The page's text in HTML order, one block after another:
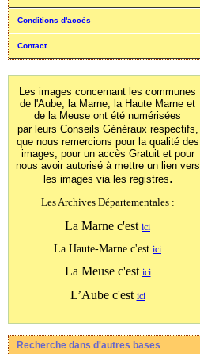
Conditions d'accès
Contact
Les images concernant les communes
de l'Aube, la Marne, la Haute Marne et
de la Meuse ont été numérisées
par leurs Conseils Généraux respectifs,
que nous remercions pour la qualité des
images, pour un accès Gratuit et pour
nous avoir autorisé à mettre un lien vers
les images via les registres.
Les Archives Départementales :
La Marne c'est ici
La Haute-Marne c'est ici
La Meuse c'est ici
L’Aube c'est ici
Recherche dans d'autres bases